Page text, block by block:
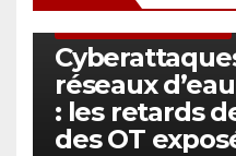
réseaux
: les retards
des OT